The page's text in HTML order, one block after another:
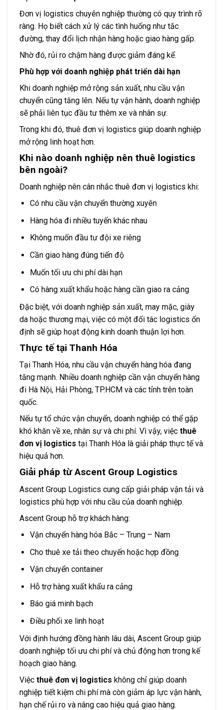
Đơn vị logistics chuyên nghiệp thường có quy trình rõ
ràng. Họ biết cách xử lý các tình huống như tắc
đường, thay đổi lịch nhận hàng hoặc giao hàng gấp.
Nhờ đó, rủi ro chậm hàng được giảm đáng kể.
Phù hợp với doanh nghiệp phát triển dài hạn
Khi doanh nghiệp mở rộng sản xuất, nhu cầu vận
chuyển cũng tăng lên. Nếu tự vận hành, doanh nghiệp
sẽ phải liên tục đầu tư thêm xe và nhân sự.
Trong khi đó, thuê đơn vị logistics giúp doanh nghiệp
mở rộng linh hoạt hơn.
Khi nào doanh nghiệp nên thuê logistics
bên ngoài?
Doanh nghiệp nên cân nhắc thuê đơn vị logistics khi:
Có nhu cầu vận chuyển thường xuyên
Hàng hóa đi nhiều tuyến khác nhau
Không muốn đầu tư đội xe riêng
Cần giao hàng đúng tiến độ
Muốn tối ưu chi phí dài hạn
Có hàng xuất khẩu hoặc hàng cần giao ra cảng
Đặc biệt, với doanh nghiệp sản xuất, may mặc, giày
da hoặc thương mại, việc có một đối tác logistics ổn
định sẽ giúp hoạt động kinh doanh thuận lợi hơn.
Thực tế tại Thanh Hóa
Tại Thanh Hóa, nhu cầu vận chuyển hàng hóa đang
tăng mạnh. Nhiều doanh nghiệp cần vận chuyển hàng
đi Hà Nội, Hải Phòng, TP.HCM và các tỉnh trên toàn
quốc.
Nếu tự tổ chức vận chuyển, doanh nghiệp có thể gặp
khó khăn về xe, nhân sự và chi phí. Vì vậy, việc thuê
đơn vị logistics tại Thanh Hóa là giải pháp thực tế và
hiệu quả hơn.
Giải pháp từ Ascent Group Logistics
Ascent Group Logistics cung cấp giải pháp vận tải và
logistics phù hợp với nhu cầu của doanh nghiệp.
Ascent Group hỗ trợ khách hàng:
Vận chuyển hàng hóa Bắc – Trung – Nam
Cho thuê xe tải theo chuyến hoặc hợp đồng
Vận chuyển container
Hỗ trợ hàng xuất khẩu ra cảng
Báo giá minh bạch
Điều phối xe linh hoạt
Với định hướng đồng hành lâu dài, Ascent Group giúp
doanh nghiệp tối ưu chi phí và chủ động hơn trong kế
hoạch giao hàng.
Việc thuê đơn vị logistics không chỉ giúp doanh
nghiệp tiết kiệm chi phí mà còn giảm áp lực vận hành,
hạn chế rủi ro và nâng cao hiệu quả giao hàng.